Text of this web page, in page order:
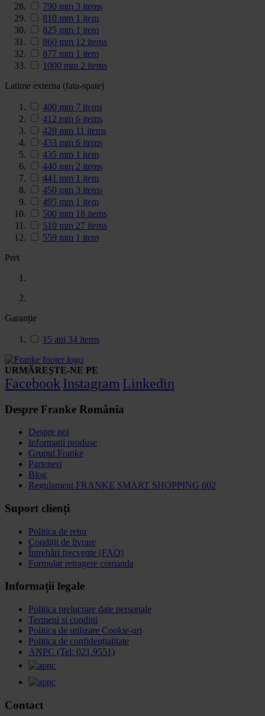
790 mm 3 items
810 mm 1 item
825 mm 1 item
860 mm 12 items
877 mm 1 item
1000 mm 2 items
Latime externa (fata-spate)
400 mm 7 items
412 mm 6 items
420 mm 11 items
433 mm 6 items
435 mm 1 item
440 mm 2 items
441 mm 1 item
450 mm 3 items
495 mm 1 item
500 mm 18 items
510 mm 27 items
559 mm 1 item
Pret
Garanție
15 ani 34 items
URMĂREȘTE-NE PE
Facebook Instagram Linkedin
Despre Franke România
Despre noi
Informatii produse
Grupul Franke
Parteneri
Blog
Regulament FRANKE SMART SHOPPING 602
Suport clienți
Politica de retur
Condiții de livrare
Întrebări frecvente (FAQ)
Formular retragere comanda
Informații legale
Politica prelucrare date personale
Termeni si conditii
Politica de utilizare Cookie-uri
Politica de confidențialitate
ANPC (Tel: 021.9551)
Contact